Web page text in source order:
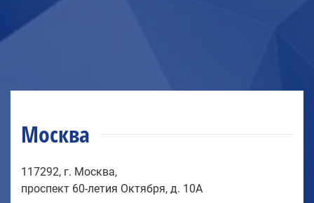
Москва
117292, г. Москва,
проспект 60-летия Октября, д. 10А